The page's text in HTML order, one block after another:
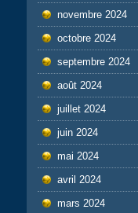
novembre 2024
octobre 2024
septembre 2024
août 2024
juillet 2024
juin 2024
mai 2024
avril 2024
mars 2024